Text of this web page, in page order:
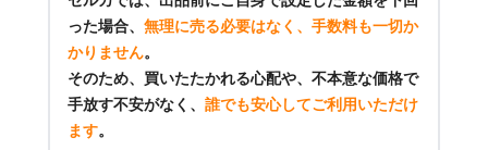
った場合、 無理に売る必要はなく、手数料も一切か
かりません。
そのため、買いたたかれる心配や、不本意な価格で
手放す不安がなく、 誰でも安心してご利用いただけ
ます。